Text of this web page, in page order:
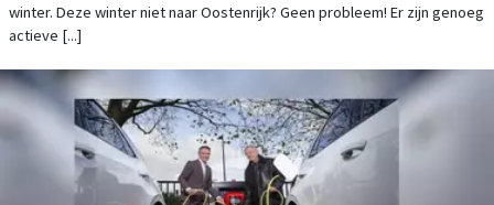
winter. Deze winter niet naar Oostenrijk? Geen probleem! Er zijn genoeg
actieve [...]